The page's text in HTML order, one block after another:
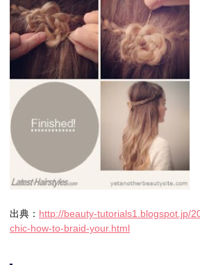
出典： http://beauty-tutorials1.blogspot.jp/
chic-how-to-braid-your.html